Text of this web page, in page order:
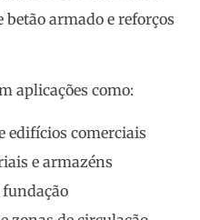
armado e reforços
aplicações como:
edifícios comerciais
e armazéns
fundação